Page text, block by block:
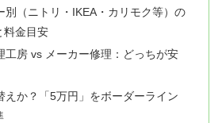
別（ニトリ・IKEA・カリモク等）の
料金目安
工房 vs メーカー修理：どっちが安
えか？「5万円」をボーダーライン